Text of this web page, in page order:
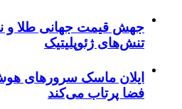
جهش قیمت جهانی طلا و
تنش‌های ژئوپلیتیک
ایلان ماسک سرورهای
فضا پرتاب می‌کند